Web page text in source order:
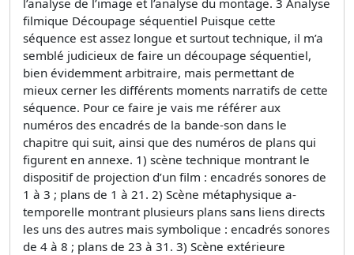
filmique Découpage séquentiel Puisque cette
séquence est assez longue et surtout technique, il m’a
semblé judicieux de faire un découpage séquentiel,
bien évidemment arbitraire, mais permettant de
mieux cerner les différents moments narratifs de cette
séquence. Pour ce faire je vais me référer aux
numéros des encadrés de la bande-son dans le
chapitre qui suit, ainsi que des numéros de plans qui
figurent en annexe. 1) scène technique montrant le
dispositif de projection d’un film : encadrés sonores de
1 à 3 ; plans de 1 à 21. 2) Scène métaphysique a-
temporelle montrant plusieurs plans sans liens directs
les uns des autres mais symbolique : encadrés sonores
de 4 à 8 ; plans de 23 à 31. 3) Scène extérieure